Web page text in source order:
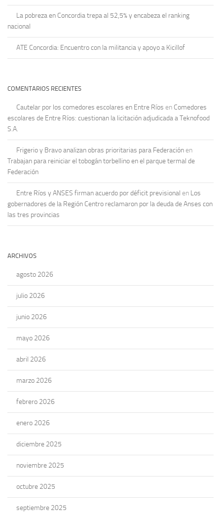
La pobreza en Concordia trepa al 52,5% y encabeza el ranking
nacional
ATE Concordia: Encuentro con la militancia y apoyo a Kicillof
COMENTARIOS RECIENTES
Cautelar por los comedores escolares en Entre Ríos en Comedores
escolares de Entre Ríos: cuestionan la licitación adjudicada a Teknofood
S.A.
Frigerio y Bravo analizan obras prioritarias para Federación en
Trabajan para reiniciar el tobogán torbellino en el parque termal de
Federación
Entre Ríos y ANSES firman acuerdo por déficit previsional en Los
gobernadores de la Región Centro reclamaron por la deuda de Anses con
las tres provincias
ARCHIVOS
agosto 2026
julio 2026
junio 2026
mayo 2026
abril 2026
marzo 2026
febrero 2026
enero 2026
diciembre 2025
noviembre 2025
octubre 2025
septiembre 2025